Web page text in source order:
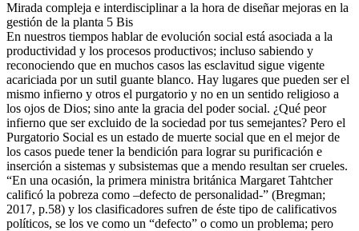
Mirada compleja e interdisciplinar a la hora de diseñar mejoras en la
gestión de la planta 5 Bis
En nuestros tiempos hablar de evolución social está asociada a la
productividad y los procesos productivos; incluso sabiendo y
reconociendo que en muchos casos las esclavitud sigue vigente
acariciada por un sutil guante blanco. Hay lugares que pueden ser el
mismo infierno y otros el purgatorio y no en un sentido religioso a
los ojos de Dios; sino ante la gracia del poder social. ¿Qué peor
infierno que ser excluido de la sociedad por tus semejantes? Pero el
Purgatorio Social es un estado de muerte social que en el mejor de
los casos puede tener la bendición para lograr su purificación e
inserción a sistemas y subsistemas que a mendo resultan ser crueles.
“En una ocasión, la primera ministra británica Margaret Tahtcher
calificó la pobreza como –defecto de personalidad-” (Bregman;
2017, p.58) y los clasificadores sufren de éste tipo de calificativos
políticos, se los ve como un “defecto” o como un problema; pero